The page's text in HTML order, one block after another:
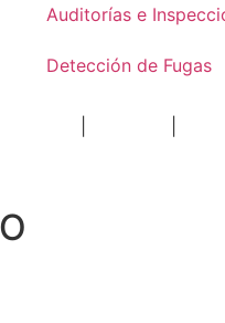
Auditorías e
Detección de Fugas